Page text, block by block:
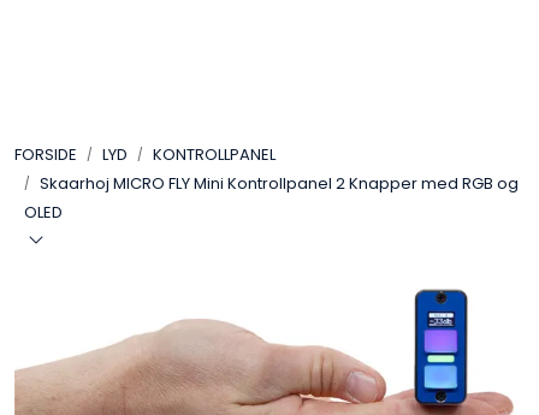
FORSIDE LYD
KONTROLLPANEL
Skaarhoj MICRO FLY Mini Kontrollpanel 2 Knapper med RGB og
OLED
LYD
LYS
VAREMERKER